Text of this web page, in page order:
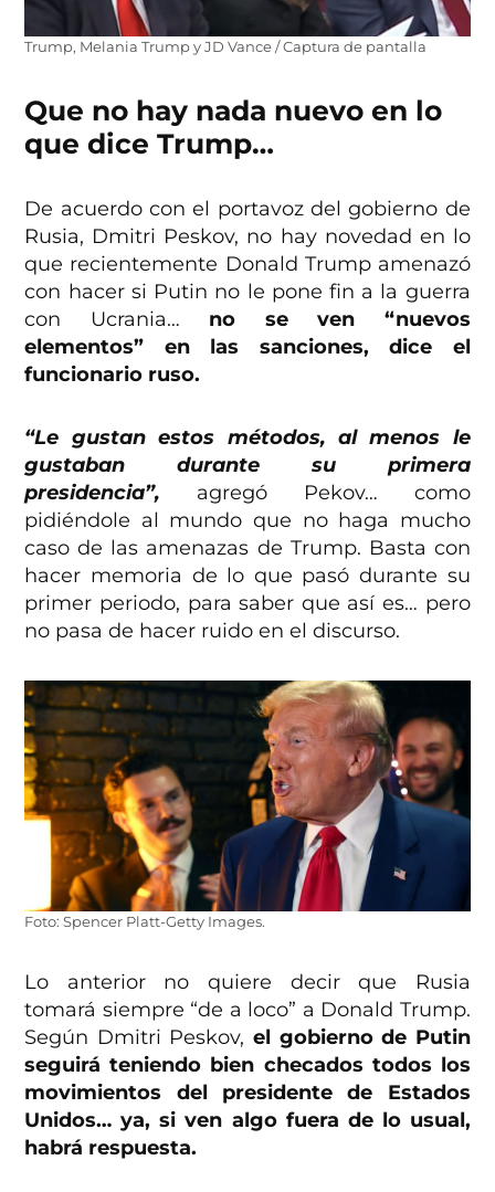
Trump, Melania Trump y JD Vance / Captura de pantalla
Que no hay nada nuevo en lo
que dice Trump…
De acuerdo con el portavoz del gobierno de
Rusia, Dmitri Peskov, no hay novedad en lo
que recientemente Donald Trump amenazó
con hacer si Putin no le pone fin a la guerra
con Ucrania… no se ven “nuevos
elementos” en las sanciones, dice el
funcionario ruso.
“Le gustan estos métodos, al menos le
gustaban durante su primera
presidencia”, agregó Pekov… como
pidiéndole al mundo que no haga mucho
caso de las amenazas de Trump. Basta con
hacer memoria de lo que pasó durante su
primer periodo, para saber que así es… pero
no pasa de hacer ruido en el discurso.
Foto: Spencer Platt-Getty Images.
Lo anterior no quiere decir que Rusia
tomará siempre “de a loco” a Donald Trump.
Según Dmitri Peskov, el gobierno de Putin
seguirá teniendo bien checados todos los
movimientos del presidente de Estados
Unidos… ya, si ven algo fuera de lo usual,
habrá respuesta.